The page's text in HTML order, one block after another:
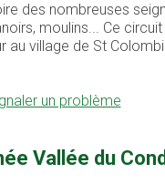
des nombreuses
moulins... Ce
au village de St
un problème
Vallée du